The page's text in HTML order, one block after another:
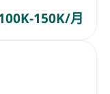
150K/月